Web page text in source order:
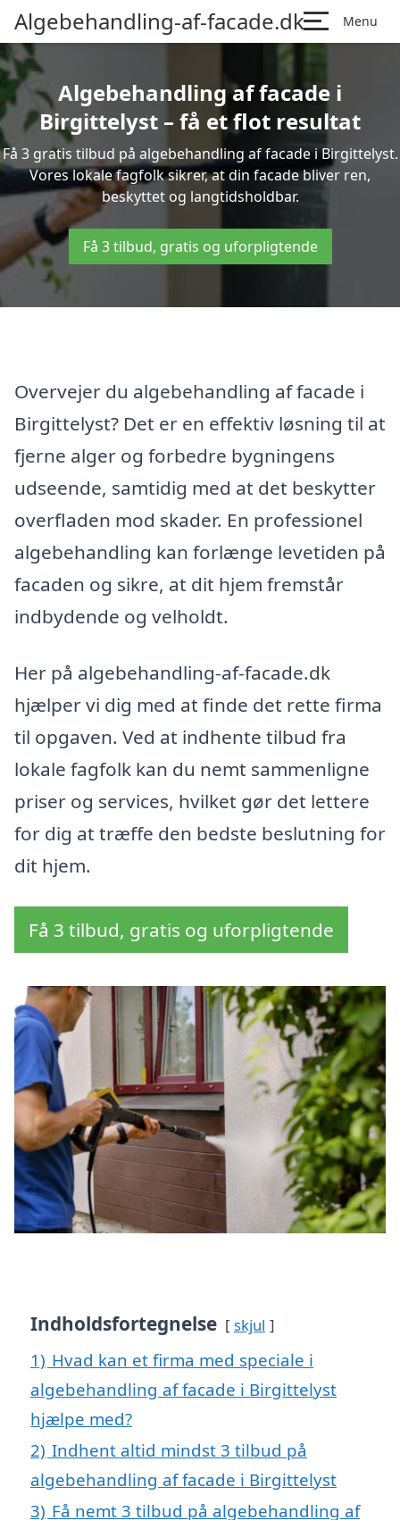
Algebehandling-af-facade.dk Menu
Algebehandling af facade i
Birgittelyst – få et flot resultat
Få 3 gratis tilbud på algebehandling af facade i Birgittelyst.
Vores lokale fagfolk sikrer, at din facade bliver ren,
beskyttet og langtidsholdbar.
Få 3 tilbud, gratis og uforpligtende
Overvejer du algebehandling af facade i
Birgittelyst? Det er en effektiv løsning til at
fjerne alger og forbedre bygningens
udseende, samtidig med at det beskytter
overfladen mod skader. En professionel
algebehandling kan forlænge levetiden på
facaden og sikre, at dit hjem fremstår
indbydende og velholdt.
Her på algebehandling-af-facade.dk
hjælper vi dig med at finde det rette firma
til opgaven. Ved at indhente tilbud fra
lokale fagfolk kan du nemt sammenligne
priser og services, hvilket gør det lettere
for dig at træffe den bedste beslutning for
dit hjem.
Få 3 tilbud, gratis og uforpligtende
Indholdsfortegnelse skjul
1) Hvad kan et firma med speciale i
algebehandling af facade i Birgittelyst
hjælpe med?
2) Indhent altid mindst 3 tilbud på
algebehandling af facade i Birgittelyst
3) Få nemt 3 tilbud på algebehandling af